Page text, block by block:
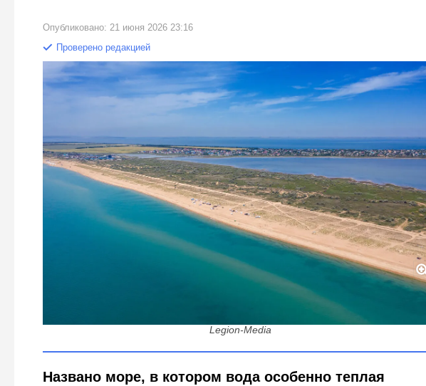
Опубликовано: 21 июня 2026 23:16
Проверено редакцией
Какое море больше подходит для отдыха с детьми - Азовское или Черное:
Legion-Media
Названо море, в котором вода особенно теплая